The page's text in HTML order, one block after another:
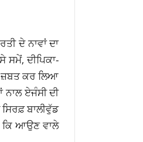
ਦੇ ਨਾਵਾਂ ਦਾ
ਦੀਪਿਕਾ-
ਜ਼ਬਤ ਕਰ ਲਿਆ
ਏਜੰਸੀ ਦੀ
ਬਾਲੀਵੁੱਡ
ਕਿ ਆਉਣ ਵਾਲੇ